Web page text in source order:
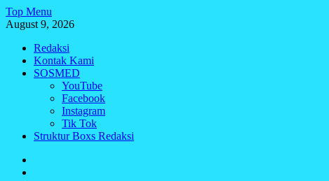
Skip
to
Top Menu
August 9, 2026
Redaksi
Kontak Kami
SOSMED
YouTube
Facebook
Instagram
Tik Tok
Struktur Boxs Redaksi